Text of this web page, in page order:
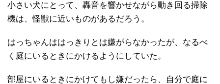
小さい犬にとって、轟音を響かせながら動き回る掃除
機は、怪獣に近いものがあるだろう。
はっちゃんははっきりとは嫌がらなかったが、なるべ
く庭にいるときにかけるようにしていた。
部屋にいるときにかけてもし嫌だったら、自分で庭に